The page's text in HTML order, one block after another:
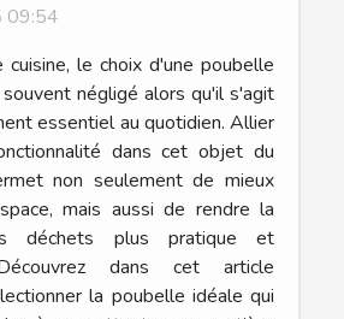
09:54
cuisine, le choix d'une poubelle
négligé alors qu'il s'agit
essentiel au quotidien. Allier
dans cet objet du
non seulement de mieux
mais aussi de rendre la
déchets plus pratique et
dans cet article
la poubelle idéale qui